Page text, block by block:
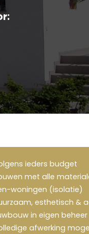
ieders budget
met alle
woningen (isolatie)
esthetisch &
in eigen beheer
afwerking